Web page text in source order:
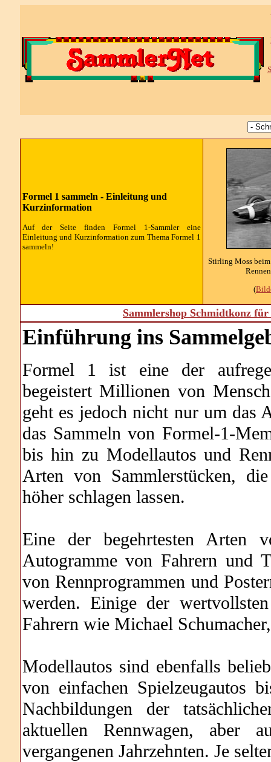
Formel 1 sammeln - Einleitung und
Kurzinformation
Auf der Seite finden Formel 1-Sammler eine
Einleitung und Kurzinformation zum Thema Formel 1
sammeln!
Stirling Moss beim
(
Sammlershop Schmidtkonz
Einführung ins
Formel 1 ist eine der
begeistert Millionen von
geht es jedoch nicht nur um das
das Sammeln von Formel-1-
bis hin zu Modellautos und
Arten von Sammlerstücken,
höher schlagen lassen.
Eine der begehrtesten Arten
Autogramme von Fahrern und
von Rennprogrammen und
werden. Einige der
Fahrern wie Michael
Modellautos sind ebenfalls
von einfachen Spielzeugautos
Nachbildungen der
aktuellen Rennwagen, aber
vergangenen Jahrzehnten. Je